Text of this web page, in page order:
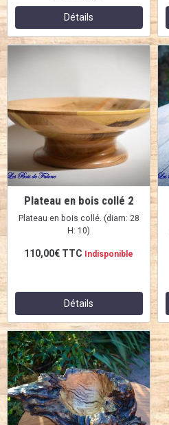
Détails
Plateau en bois collé 2
Plateau en bois collé. (diam: 28
H: 10)
110,00€ TTC Indisponible
Détails